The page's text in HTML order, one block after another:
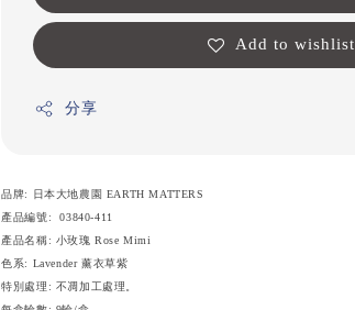
Add to wishlist
分享
品牌: 日本大地農園 EARTH MATTERS
產品編號: 03840-411
產品名稱: 小玫瑰 Rose Mimi
色系: Lavender 薰衣草紫
特別處理: 不凋加工處理。